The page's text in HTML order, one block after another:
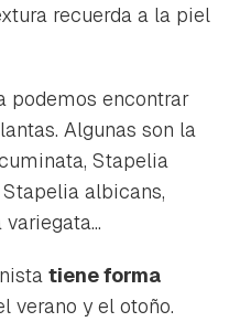
recuerda a la piel
podemos encontrar
Algunas son la
, Stapelia
Stapelia albicans,
variegata...
tiene forma
verano y el otoño.